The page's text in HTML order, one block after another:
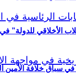
في سباق خلافة الأمين
الأخلاقي للدولة”